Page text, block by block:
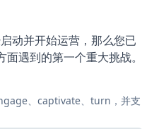
动并开始运营，那么您已
遇到的第一个重大挑战。
、captivate、turn，并支